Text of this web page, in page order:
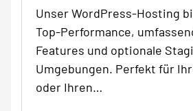
Unser WordPress-Hosting
Top-Performance,
Features und optionale
Umgebungen. Perfekt für
oder Ihren…